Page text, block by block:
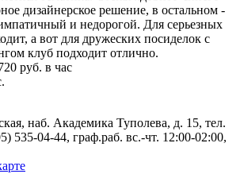
дизайнерское решение, в остальном -
и недорогой. Для серьезных
а вот для дружеских посиделок с
клуб подходит отлично.
руб. в час
наб. Академика Туполева, д. 15, тел.
535-04-44, граф.раб. вс.-чт. 12:00-02:00,